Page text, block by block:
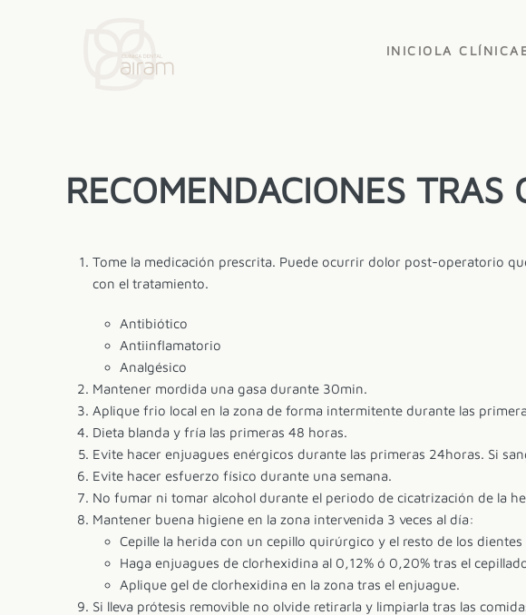
INICIO LA CLÍNICA
RECOMENDACIONES
Tome la medicación prescrita. Puede ocurrir dolor post-operatorio
con el tratamiento.
Antibiótico
Antiinflamatorio
Analgésico
Mantener mordida una gasa durante 30min.
Aplique frio local en la zona de forma intermitente durante las
Dieta blanda y fría las primeras 48 horas.
Evite hacer enjuagues enérgicos durante las primeras 24horas. Si
Evite hacer esfuerzo físico durante una semana.
No fumar ni tomar alcohol durante el periodo de cicatrización de la
Mantener buena higiene en la zona intervenida 3 veces al día:
Cepille la herida con un cepillo quirúrgico y el resto de los
Haga enjuagues de clorhexidina al 0,12% ó 0,20% tras el
Aplique gel de clorhexidina en la zona tras el enjuague.
Si lleva prótesis removible no olvide retirarla y limpiarla tras las